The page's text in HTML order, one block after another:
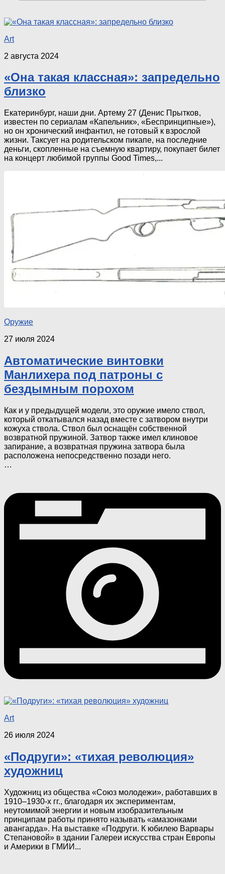
Art
2 августа 2024
«Она такая классная»: запредельно
близко
Екатеринбург, наши дни. Артему 27 (Денис Прытков,
известен по сериалам «Капельник», «Беспринципные»),
но он хронический инфантил, не готовый к взрослой
жизни. Таксует на родительском пикапе, на последние
деньги, скопленные на съемную квартиру, покупает билет
на концерт любимой группы Good Times,...
Оружие
27 июля 2024
Автоматические винтовки
Манлихера под патроны с
бездымным порохом
Как и у предыдущей модели, это оружие имело ствол,
который откатывался назад вместе с затвором внутри
кожуха ствола. Ствол был оснащён собственной
возвратной пружиной. Затвор также имел клиновое
запирание, а возвратная пружина затвора была
расположена непосредственно позади него.
…
Art
26 июля 2024
«Подруги»: «тихая революция»
художниц
Художниц из общества «Союз молодежи», работавших в
1910–1930-х гг., благодаря их экспериментам,
неутомимой энергии и новым изобразительным
принципам работы принято называть «амазонками
авангарда». На выставке «Подруги. К юбилею Варвары
Степановой» в здании Галереи искусства стран Европы
и Америки в ГМИИ...